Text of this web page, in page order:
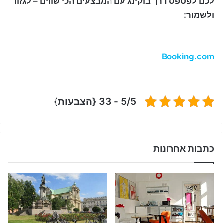
ולשמור:
Booking.com
5/5 - 33 {הצבעות}
כתבות אחרונות